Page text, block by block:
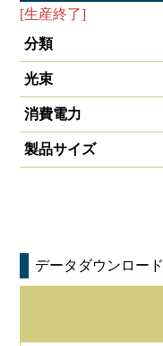
[生産終了]
分類
光束
消費電力
製品サイズ
データダウンロード